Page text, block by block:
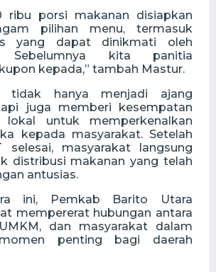
ribu porsi makanan disiapkan
pilihan menu, termasuk
yang dapat dinikmati oleh
Sebelumnya kita panitia
kepada,” tambah Mastur.
tidak hanya menjadi ajang
juga memberi kesempatan
untuk memperkenalkan
kepada masyarakat. Setelah
selesai, masyarakat langsung
distribusi makanan yang telah
antusias.
ini, Pemkab Barito Utara
mempererat hubungan antara
dan masyarakat dalam
penting bagi daerah